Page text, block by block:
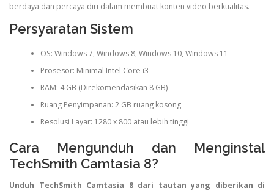
berdaya dan percaya diri dalam membuat konten video berkualitas.
Persyaratan Sistem
OS: Windows 7, Windows 8, Windows 10, Windows 11
Prosesor: Minimal Intel Core i3
RAM: 4 GB (Direkomendasikan 8 GB)
Ruang Penyimpanan: 2 GB ruang kosong
Resolusi Layar: 1280 x 800 atau lebih tinggi
Cara Mengunduh dan Menginstal
TechSmith Camtasia 8?
Unduh TechSmith Camtasia 8 dari tautan yang diberikan di